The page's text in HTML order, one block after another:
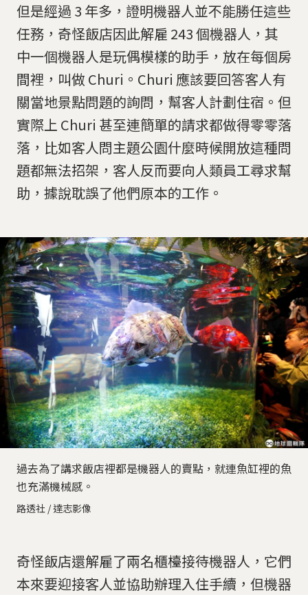
但是經過 3 年多，證明機器人並不能勝任這些
任務，奇怪飯店因此解雇 243 個機器人，其
中一個機器人是玩偶模樣的助手，放在每個房
間裡，叫做 Churi。Churi 應該要回答客人有
關當地景點問題的詢問，幫客人計劃住宿。但
實際上 Churi 甚至連簡單的請求都做得零零落
落，比如客人問主題公園什麼時候開放這種問
題都無法招架，客人反而要向人類員工尋求幫
助，據說耽誤了他們原本的工作。
過去為了講求飯店裡都是機器人的賣點，就連魚缸裡的魚
也充滿機械感。
路透社 / 達志影像
奇怪飯店還解雇了兩名櫃檯接待機器人，它們
本來要迎接客人並協助辦理入住手續，但機器